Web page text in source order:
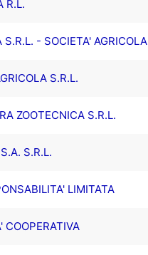
R.L.
- SOCIETA' AGRICOLA
S.R.L.
ZOOTECNICA S.R.L.
S.R.L.
LIMITATA
COOPERATIVA